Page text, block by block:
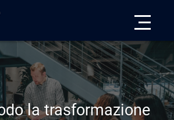
la trasformazione